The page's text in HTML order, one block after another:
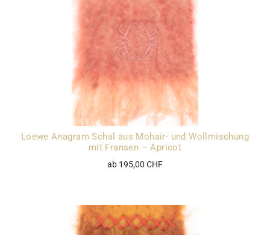
Loewe Anagram Schal aus Mohair- und Wollmischung
mit Fransen – Apricot
ab 195,00 CHF